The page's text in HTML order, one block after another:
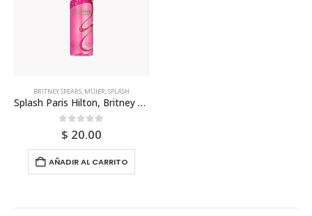
BRITNEY SPEARS, MUJER,SPLASH
Splash Paris Hilton, Britney Spears Y Guess 236ml Para Mujer
0out of 5
$ 20.00
AÑADIR AL CARRITO